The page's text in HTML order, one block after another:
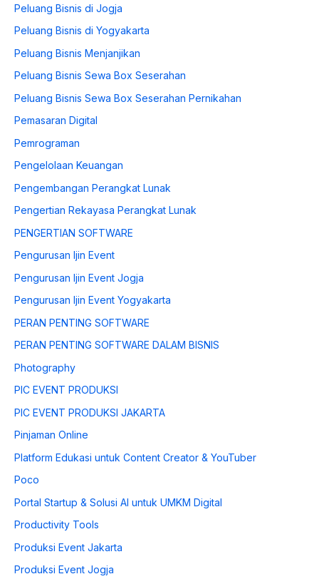
Peluang Bisnis di Jogja
Peluang Bisnis di Yogyakarta
Peluang Bisnis Menjanjikan
Peluang Bisnis Sewa Box Seserahan
Peluang Bisnis Sewa Box Seserahan Pernikahan
Pemasaran Digital
Pemrograman
Pengelolaan Keuangan
Pengembangan Perangkat Lunak
Pengertian Rekayasa Perangkat Lunak
PENGERTIAN SOFTWARE
Pengurusan Ijin Event
Pengurusan Ijin Event Jogja
Pengurusan Ijin Event Yogyakarta
PERAN PENTING SOFTWARE
PERAN PENTING SOFTWARE DALAM BISNIS
Photography
PIC EVENT PRODUKSI
PIC EVENT PRODUKSI JAKARTA
Pinjaman Online
Platform Edukasi untuk Content Creator & YouTuber
Poco
Portal Startup & Solusi AI untuk UMKM Digital
Productivity Tools
Produksi Event Jakarta
Produksi Event Jogja